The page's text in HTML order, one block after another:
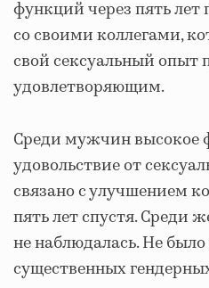
функций через пять лет
со своими коллегами,
свой сексуальный
удовлетворяющим.
Среди мужчин высокое
удовольствие от
связано с улучшением
пять лет спустя. Среди
не наблюдалась. Не
существенных